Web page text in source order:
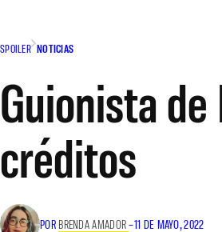
SPOILER NOTICIAS
Guionista
créditos
POR BRENDA AMADOR–11 DE MAYO, 2022